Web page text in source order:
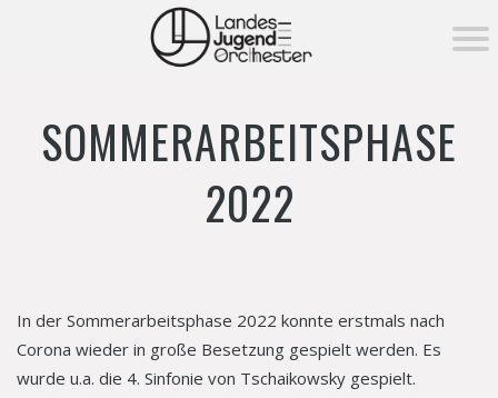
Aktuelle Konzerte
MITSPIELEN
Über das Orchester
Orchester­vorstand
FÖRDERUNG ▾
SOMMERARBEITSPHASE
2022
In der Sommerarbeitsphase 2022 konnte erstmals nach
Corona wieder in große Besetzung gespielt werden. Es
wurde u.a. die 4. Sinfonie von Tschaikowsky gespielt.